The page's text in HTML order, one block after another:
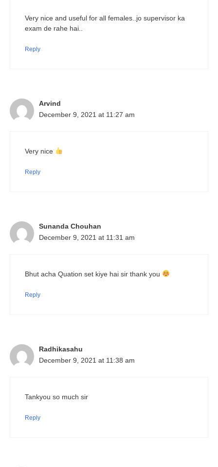
Very nice and useful for all females..jo supervisor ka
exam de rahe hai..
Reply
Arvind
December 9, 2021 at 11:27 am
Very nice
Reply
Sunanda Chouhan
December 9, 2021 at 11:31 am
Bhut acha Quation set kiye hai sir thank you
Reply
Radhikasahu
December 9, 2021 at 11:38 am
Tankyou so much sir
Reply